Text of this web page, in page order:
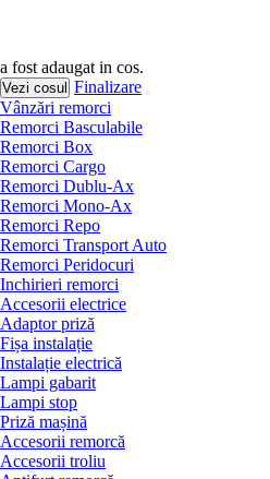
a fost adaugat in cos.
Vezi cosul Finalizare
Vânzări remorci
Remorci Basculabile
Remorci Box
Remorci Cargo
Remorci Dublu-Ax
Remorci Mono-Ax
Remorci Repo
Remorci Transport Auto
Remorci Peridocuri
Inchirieri remorci
Accesorii electrice
Adaptor priză
Fișa instalație
Instalație electrică
Lampi gabarit
Lampi stop
Priză mașină
Accesorii remorcă
Accesorii troliu